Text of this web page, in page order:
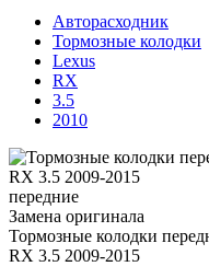
Авторасходник
Тормозные колодки
Lexus
RX
3.5
2010
передние
Замена оригинала
Тормозные колодки
RX 3.5 2009-2015